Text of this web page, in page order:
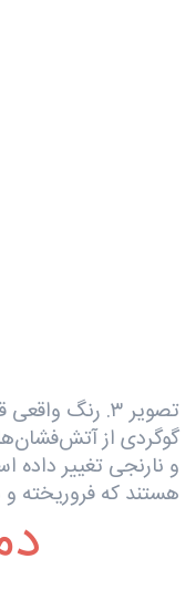
تصویر ۳. رنگ
گوگردی از
و نارنجی تغییر
هستند که فروریخته‌